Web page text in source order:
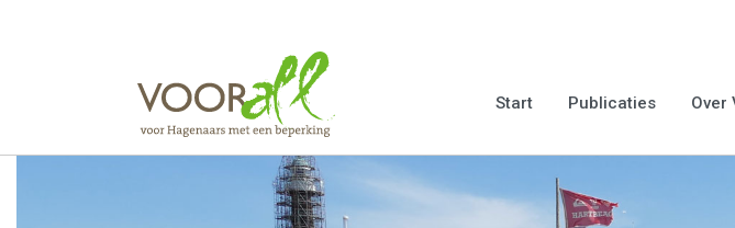
Start Publicaties Over